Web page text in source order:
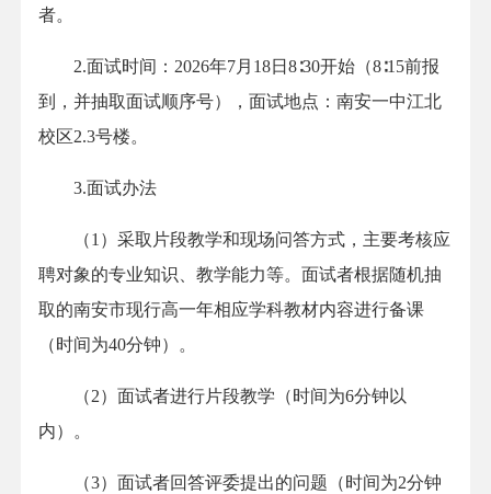
者。
2.面试时间：2026年7月18日8∶30开始（8∶15前报
到，并抽取面试顺序号），面试地点：南安一中江北
校区2.3号楼。
3.面试办法
（1）采取片段教学和现场问答方式，主要考核应
聘对象的专业知识、教学能力等。面试者根据随机抽
取的南安市现行高一年相应学科教材内容进行备课
（时间为40分钟）。
（2）面试者进行片段教学（时间为6分钟以
内）。
（3）面试者回答评委提出的问题（时间为2分钟